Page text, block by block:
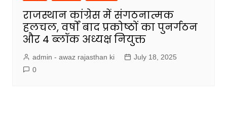
राजस्थान कांग्रेस में संगठनात्मक
हलचल, वर्षों बाद प्रकोष्ठों का पुनर्गठन
और 4 ब्लॉक अध्यक्ष नियुक्त
admin - awaz rajasthan ki
July 18, 2025
0